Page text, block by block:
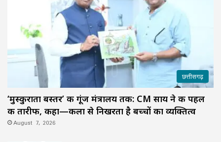
छत्तीसगढ़
‘मुस्कुराता बस्तर’ की गूंज मंत्रालय तक: CM साय ने की पहल
की तारीफ, कहा—कला से निखरता है बच्चों का व्यक्तित्व
August 7, 2026